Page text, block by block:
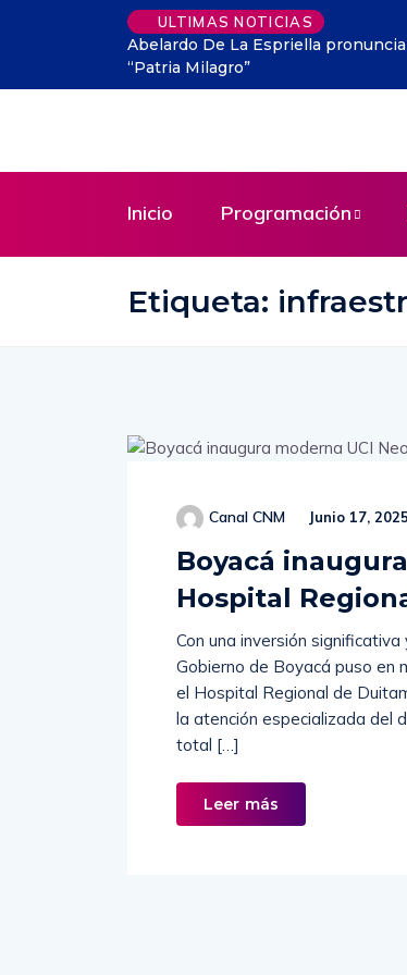
ULTIMAS NOTICIAS
Abelardo De La Espriella
“Patria Milagro”
Inicio Programación
Etiqueta:
Canal CNM Junio 17, 2025
Boyacá
Hospital
Con una inversión
Gobierno de Boyacá puso en
el Hospital Regional de
la atención especializada del
total […]
Leer más